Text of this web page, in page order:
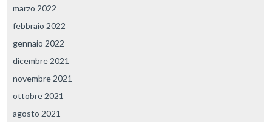
marzo 2022
febbraio 2022
gennaio 2022
dicembre 2021
novembre 2021
ottobre 2021
agosto 2021